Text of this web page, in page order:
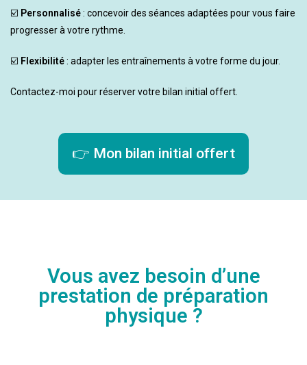
☑️ Personnalisé: concevoir des séances adaptées pour vous faire
progresser à votre rythme.
☑️ Flexibilité: adapter les entraînements à votre forme du jour.
Contactez-moi pour réserver votre bilan initial offert.
👉 Mon bilan initial offert
Vous avez besoin d’une
prestation de préparation
physique ?